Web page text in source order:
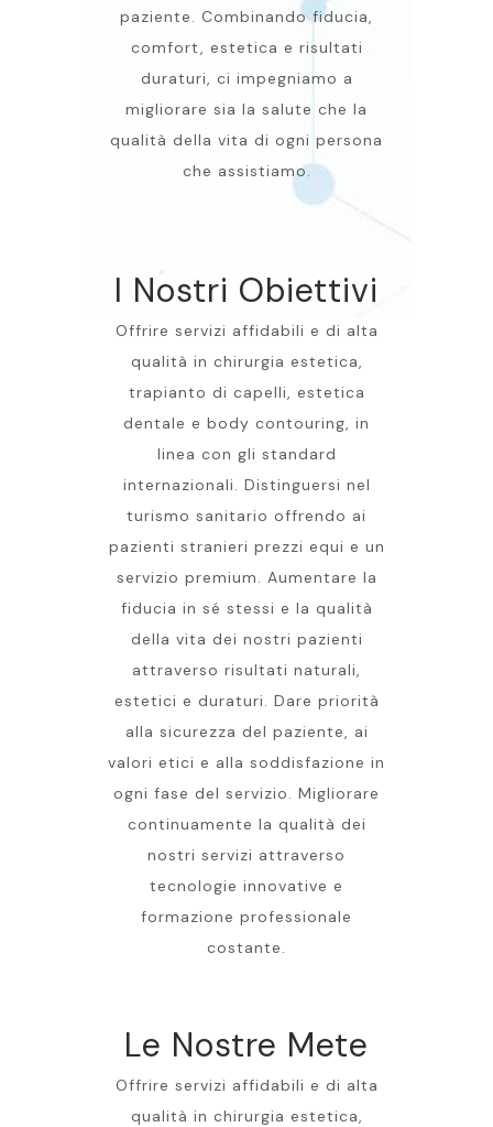
paziente. Combinando fiducia,
comfort, estetica e risultati
duraturi, ci impegniamo a
migliorare sia la salute che la
qualità della vita di ogni persona
che assistiamo.
I Nostri Obiettivi
Offrire servizi affidabili e di alta
qualità in chirurgia estetica,
trapianto di capelli, estetica
dentale e body contouring, in
linea con gli standard
internazionali. Distinguersi nel
turismo sanitario offrendo ai
pazienti stranieri prezzi equi e un
servizio premium. Aumentare la
fiducia in sé stessi e la qualità
della vita dei nostri pazienti
attraverso risultati naturali,
estetici e duraturi. Dare priorità
alla sicurezza del paziente, ai
valori etici e alla soddisfazione in
ogni fase del servizio. Migliorare
continuamente la qualità dei
nostri servizi attraverso
tecnologie innovative e
formazione professionale
costante.
Le Nostre Mete
Offrire servizi affidabili e di alta
qualità in chirurgia estetica,